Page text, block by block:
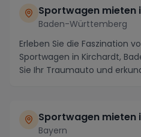
Sportwagen mieten
Baden-Württemberg
Erleben Sie die Faszination
Sportwagen in Kirchardt,
Sie Ihr Traumauto und
Sportwagen mieten
Bayern